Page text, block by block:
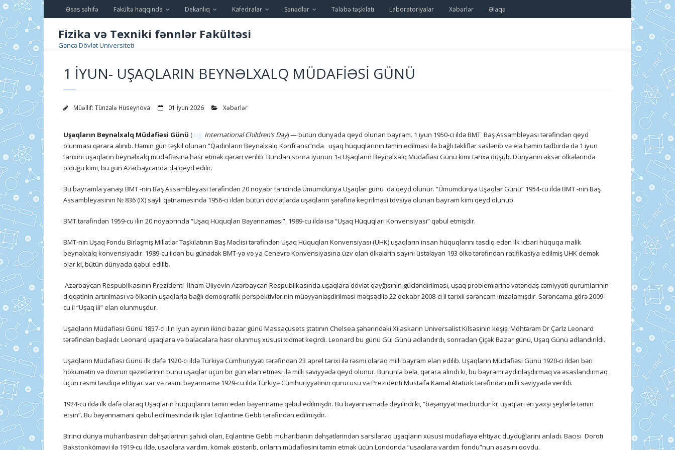
Skip
to
Əsas səhifə Fakültə haqqında Dekanlıq Kafedralar Sənədlər Tələbə təşkilatı Laboratoriyalar Xəbərlər Əlaqə
Fizika və Texniki fənnlər Fakültəsi
Gəncə Dövlət Universiteti
1 İYUN- UŞAQLARIN BEYNƏLXALQ MÜDAFIƏSI GÜNÜ
Müəllif: Tünzalə Hüseynova 01 İyun 2026 Xəbərlər
Uşaqların Beynəlxalq Müdafiəsi Günü (ing. International Children’s Day) — bütün dünyada qeyd olunan bayram. 1 iyun 1950-ci ildə BMT Baş Assambleyası tərəfindən qeyd
olunması qərara alınıb. Həmin gün təşkil olunan “Qadınların Beynəlxalq Konfransı”nda uşaq hüquqlarının təmin edilməsi ilə bağlı təkliflər səslənib və elə həmin tədbirdə də 1 iyun
tarixini uşaqların beynəlxalq müdafiəsinə həsr etmək qərarı verilib. Bundan sonra iyunun 1-i Uşaqların Beynəlxalq Müdafiəsi Günü kimi tarixə düşüb. Dünyanın əksər ölkələrində
olduğu kimi, bu gün Azərbaycanda da qeyd edilir.
Bu bayramla yanaşı BMT -nin Baş Assambleyası tərəfindən 20 noyabr tarixində Ümumdünya Uşaqlar günü də qeyd olunur. “Ümumdünya Uşaqlar Günü” 1954-cü ildə BMT -nin Baş
Assambleyasının № 836 (IX) saylı qətnaməsində 1956-cı ildən bütün dövlətlərdə uşaqların şərəfinə keçirilməsi tövsiyə olunan bayram kimi qeyd olunub.
BMT tərəfindən 1959-cu ilin 20 noyabrında “Uşaq Hüquqları Bəyənnaməsi”, 1989-cu ildə isə “Uşaq Hüquqları Konvensiyası” qəbul etmişdir.
BMT-nin Uşaq Fondu Birləşmiş Millətlər Təşkilatının Baş Məclisi tərəfindən Uşaq Hüquqları Konvensiyası (UHK) uşaqların insan hüquqlarını təsdiq edən ilk icbari hüquqa malik
beynəlxalq konvensiyadır. 1989-cu ildən bu günədək BMT-yə və ya Cenevrə Konvensiyasına üzv olan ölkələrin sayını üstələyən 193 ölkə tərəfindən ratifikasiya edilmiş UHK demək
olar ki, bütün dünyada qəbul edilib.
Azərbaycan Respublikasının Prezidenti İlham Əliyevin Azərbaycan Respublikasında uşaqlara dövlət qayğısının gücləndirilməsi, uşaq problemlərinə vətəndaş cəmiyyəti qurumlarının
diqqətinin artırılması və ölkənin uşaqlarla bağlı demoqrafik perspektivlərinin müəyyənləşdirilməsi məqsədilə 22 dekabr 2008-ci il tarixli sərəncam imzalamışdır. Sərəncama görə 2009-
cu il “Uşaq ili” elan olunmuşdur.
Uşaqların Müdafiəsi Günü 1857-ci ilin iyun ayının ikinci bazar günü Massaçusets ştatının Chelsea şəhərindəki Xilaskarın Universalist Kilsəsinin keşişi Möhtərəm Dr Çarlz Leonard
tərəfindən başladı: Leonard uşaqlara və balacalara həsr olunmuş xüsusi xidmət keçirdi. Leonard bu günü Gül Günü adlandırdı, sonradan Çiçək Bazar günü, Uşaq Günü adlandırıldı.
Uşaqların Müdafiəsi Günü ilk dəfə 1920-ci ildə Türkiyə Cümhuriyyəti tərəfindən 23 aprel tarixi ilə rəsmi olaraq milli bayram elan edilib. Uşaqların Müdafiəsi Günü 1920-ci ildən bəri
hökumətin və dövrün qəzetlərinin bunu uşaqlar üçün bir gün elan etməsi ilə milli səviyyədə qeyd olunur. Bununla belə, qərara alındı ki, bu bayramı aydınlaşdırmaq və əsaslandırmaq
üçün rəsmi təsdiqə ehtiyac var və rəsmi bəyannamə 1929-cu ildə Türkiyə Cümhuriyyətinin qurucusu və Prezidenti Mustafa Kamal Atatürk tərəfindən milli səviyyədə verildi.
1924-cü ildə ilk dəfə olaraq Uşaqların hüquqlarını təmin edən bəyənnamə qəbul edilmişdir. Bu bəyənnamədə deyilirdi ki, “bəşəriyyət məcburdur ki, uşaqları ən yaxşı şeylərlə təmin
etsin”. Bu bəyənnaməni qəbul edilməsində ilk işlər Eqlantine Gebb tərəfindən edilmişdir.
Birinci dünya müharibəsinin dəhşətlərinin şahidi olan, Eqlantine Gebb müharibənin dəhşətlərindən sarsılaraq uşaqların xüsusi müdafiəyə ehtiyac duyduğlarını anladı. Bacısı Doroti
Bakstonköməyi ilə 1919-cu ildə, uşaqlara yardım, kömək göstərib, onların müdafiəsini təmin etmək üçün Londonda “uşaqlara yardım fondu”nun əsasını qoydu.